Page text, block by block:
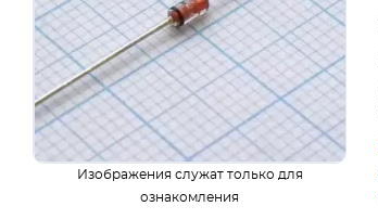
Изображения служат только для
ознакомления